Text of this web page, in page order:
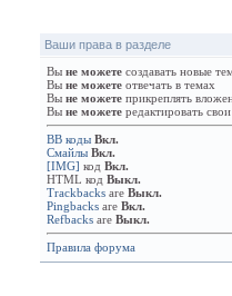
Ваши права в разделе
Вы не можете создавать новые
Вы не можете отвечать в темах
Вы не можете прикреплять
Вы не можете редактировать
BB коды Вкл.
Смайлы Вкл.
[IMG] код Вкл.
HTML код Выкл.
Trackbacks are Выкл.
Pingbacks are Вкл.
Refbacks are Выкл.
Правила форума